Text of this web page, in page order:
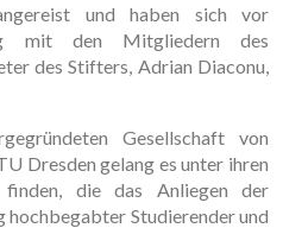
und haben sich vor
mit den Mitgliedern des
des Stifters, Adrian Diaconu,
Gesellschaft von
Dresden gelang es unter ihren
die das Anliegen der
hochbegabter Studierender und